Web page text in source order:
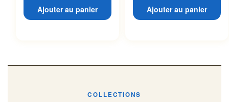
Ajouter au panier Ajouter au panier
COLLECTIONS